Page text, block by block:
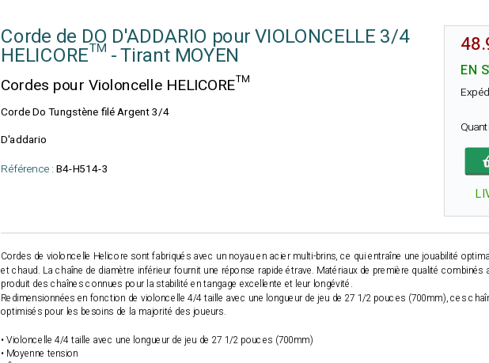
Corde de DO D'ADDARIO pour VIOLONCELLE 3/4
HELICORE™ - Tirant MOYEN
Cordes pour Violoncelle HELICORE™
Corde Do Tungstène filé Argent 3/4
D'addario
Référence : B4-H514-3
EN
Cordes de violoncelle Helicore sont fabriqués avec un noyau en acier multi-brins, ce qui entraîne une jouabilité
et chaud. La chaîne de diamètre inférieur fournit une réponse rapide étrave. Matériaux de première qualité combinés
produit des chaînes connues pour la stabilité en tangage excellente et leur longévité.
Redimensionnées en fonction de violoncelle 4/4 taille avec une longueur de jeu de 27 1/2 pouces (700mm), ces
optimisés pour les besoins de la majorité des joueurs.
• Violoncelle 4/4 taille avec une longueur de jeu de 27 1/2 pouces (700mm)
• Moyenne tension